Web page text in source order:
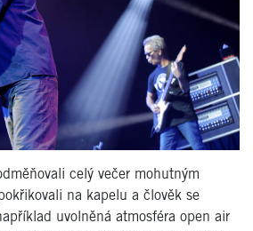
celý večer mohutným
na kapelu a člověk se
uvolněná atmosféra open air